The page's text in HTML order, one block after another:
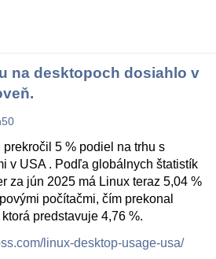
na desktopoch dosiahlo v
5 % podiel na trhu s
v USA . Podľa globálnych štatistík
za jún 2025 má Linux teraz 5,04 %
počítačmi, čím prekonal
ktorá predstavuje 4,76 %.
linux-desktop-usage-usa/